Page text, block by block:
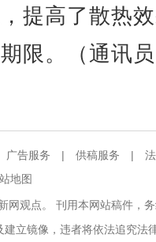
提高了散热
限。（通讯
广告服务 | 供稿服务 |
站地图
网观点。 刊用本网站稿件，
立镜像，违者将依法追究法